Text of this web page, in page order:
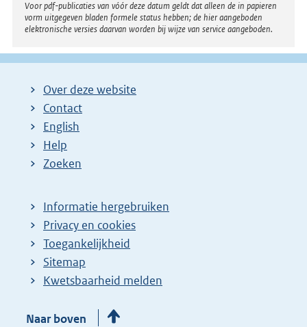
Naar boven
Voor pdf-publicaties van vóór deze datum geldt dat alleen de in papieren
vorm uitgegeven bladen formele status hebben; de hier aangeboden
elektronische versies daarvan worden bij wijze van service aangeboden.
Over deze website
Contact
English
Help
Zoeken
Informatie hergebruiken
Privacy en cookies
Toegankelijkheid
Sitemap
Kwetsbaarheid melden
Open data